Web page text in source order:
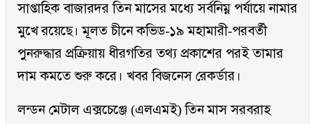
সাপ্তাহিক বাজারদর তিন মাসের মধ্যে সর্বনিম্ন পর্যায়ে নামার
মুখে রয়েছে। মূলত চীনে কভিড-১৯ মহামারী-পরবর্তী
পুনরুদ্ধার প্রক্রিয়ায় ধীরগতির তথ্য প্রকাশের পরই তামার
দাম কমতে শুরু করে। খবর বিজনেস রেকর্ডার।
লন্ডন মেটাল এক্সচেঞ্জে (এলএমই) তিন মাস সরবরাহ